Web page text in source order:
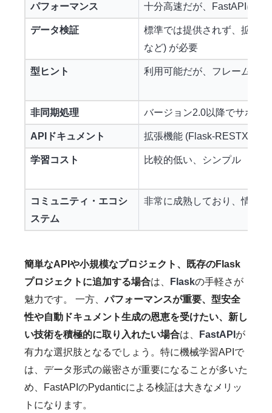
パフォーマンス 十分高速だが、FastAPIには
データ検証
標準では提供されず、拡張
など) が必要
型ヒント 利用可能だが、フレームワ
非同期処理 バージョン2.0以降でサポー
APIドキュメント 拡張機能 (Flask-RESTX,
学習コスト 比較的低い、シンプル
コミュニティ・エコシ
ステム
非常に成熟しており、情報
簡単なAPIや小規模なプロジェクト、既存のFlask
プロジェクトに追加する場合は、 Flaskの手軽さが
魅力です。 一方、パフォーマンスが重要、型安全
性や自動ドキュメント生成の恩恵を受けたい、新し
い技術を積極的に取り入れたい場合は、 FastAPI が
有力な選択肢となるでしょう。特に機械学習APIで
は、データ形式の厳密さが重要になることが多いた
め、FastAPIのPydanticによる検証は大きなメリッ
トになります。